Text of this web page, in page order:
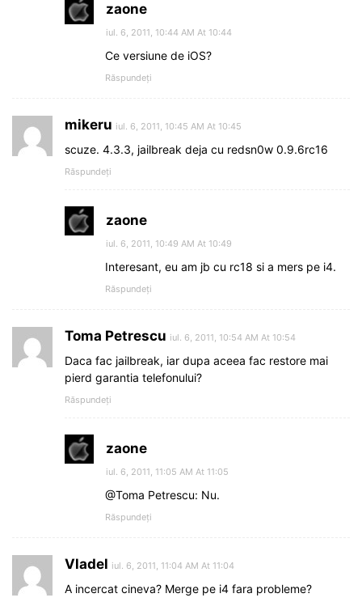
zaone
iul. 6, 2011, 10:44 AM At 10:44
Ce versiune de iOS?
Răspundeți
mikeru iul. 6, 2011, 10:45 AM At 10:45
scuze. 4.3.3, jailbreak deja cu redsn0w 0.9.6rc16
Răspundeți
zaone
iul. 6, 2011, 10:49 AM At 10:49
Interesant, eu am jb cu rc18 si a mers pe i4.
Răspundeți
Toma Petrescu iul. 6, 2011, 10:54 AM At 10:54
Daca fac jailbreak, iar dupa aceea fac restore mai
pierd garantia telefonului?
Răspundeți
zaone
iul. 6, 2011, 11:05 AM At 11:05
@Toma Petrescu: Nu.
Răspundeți
Vladel iul. 6, 2011, 11:04 AM At 11:04
A incercat cineva? Merge pe i4 fara probleme?